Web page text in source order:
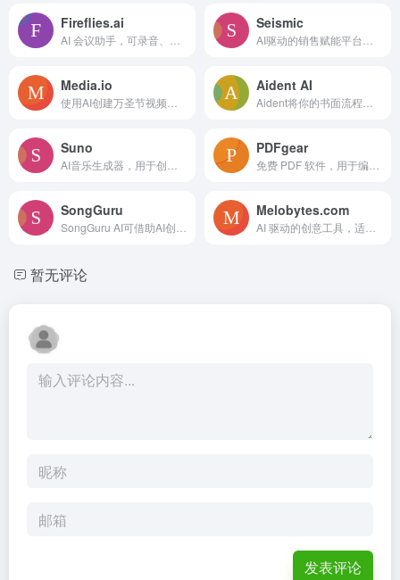
Fireflies.ai Seismic
Media.io Aident AI
Suno PDFgear
SongGuru Melobytes.com
暂无评论
发表评论